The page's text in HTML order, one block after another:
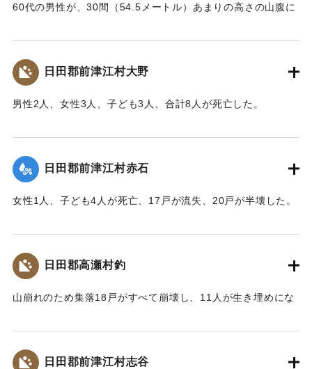
60代の男性が、30間（54.5メートル）あまりの高さの山腹に
この男性がその土砂にのったまま滑り降ちて自宅の屋根の上
に落ちかかり、足にけがを負った。
【出典：大分新聞 大正10年6月25日朝刊7面】
日田郡前津江村大野
男性2人、女性3人、子ども3人、合計8人が死亡した。
｜固有コード:00268359
日田郡前津江村赤石
女性1人、子ども4人が死亡、17戸が流失、20戸が半壊した。
｜固有コード:00268360
日田郡高瀬村釣
山崩れのため集落18戸がすべて崩壊し、11人が生き埋めにな
れたとある）9人が遺体で発見された。
【出典：大分新聞 大正10年6月23日朝刊7面】
日田郡前津江村志谷